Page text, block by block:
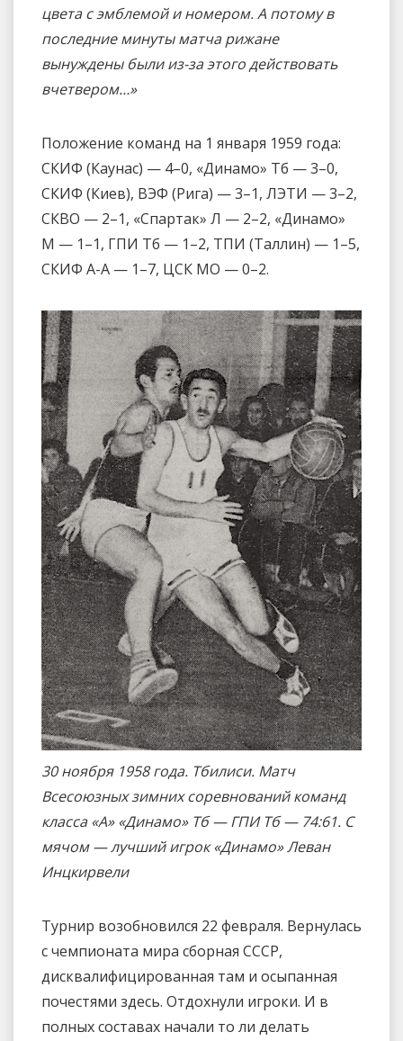
цвета с эмблемой и номером. А потому в
последние минуты матча рижане
вынуждены были из-за этого действовать
вчетвером…»
Положение команд на 1 января 1959 года:
СКИФ (Каунас) — 4–0, «Динамо» Тб — 3–0,
СКИФ (Киев), ВЭФ (Рига) — 3–1, ЛЭТИ — 3–2,
СКВО — 2–1, «Спартак» Л — 2–2, «Динамо»
М — 1–1, ГПИ Тб — 1–2, ТПИ (Таллин) — 1–5,
СКИФ А-А — 1–7, ЦСК МО — 0–2.
30 ноября 1958 года. Тбилиси. Матч
Всесоюзных зимних соревнований команд
класса «А» «Динамо» Тб — ГПИ Тб — 74:61. С
мячом — лучший игрок «Динамо» Леван
Инцкирвели
Турнир возобновился 22 февраля. Вернулась
с чемпионата мира сборная СССР,
дисквалифицированная там и осыпанная
почестями здесь. Отдохнули игроки. И в
полных составах начали то ли делать